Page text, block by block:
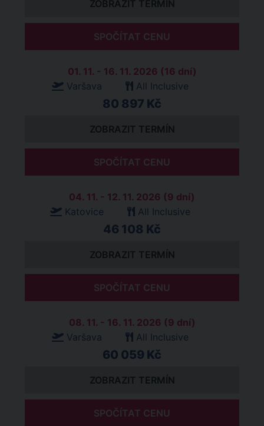
ZOBRAZIT TERMÍN
SPOČÍTAT CENU
01. 11. - 16. 11. 2026 (16 dní)
Varšava
All Inclusive
80 897 Kč
ZOBRAZIT TERMÍN
SPOČÍTAT CENU
04. 11. - 12. 11. 2026 (9 dní)
Katovice
All Inclusive
46 108 Kč
ZOBRAZIT TERMÍN
SPOČÍTAT CENU
08. 11. - 16. 11. 2026 (9 dní)
Varšava
All Inclusive
60 059 Kč
ZOBRAZIT TERMÍN
SPOČÍTAT CENU